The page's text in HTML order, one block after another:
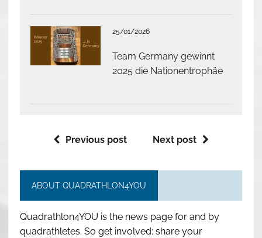
25/01/2026
Team Germany gewinnt
2025 die Nationentrophäe
Previous post Next post
ABOUT QUADRATHLON4YOU
Quadrathlon4YOU is the news page for and by
quadrathletes. So get involved: share your